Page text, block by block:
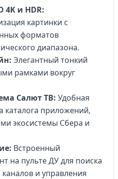
4K и HDR:
картинки с
форматов
диапазона.
Элегантный тонкий
рамками вокруг
Салют ТВ: Удобная
каталога приложений,
экосистемы Сбера и
Встроенный
на пульте ДУ для поиска
и управления